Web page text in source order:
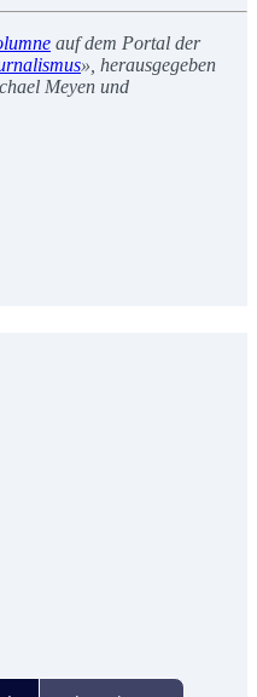
auf dem Portal der
», herausgegeben
Meyen und